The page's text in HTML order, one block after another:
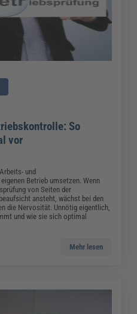
So
vor
und
Betrieb umsetzen. Wenn
von Seiten der
ansteht, wächst bei den
die Nervosität. Unnötig eigentlich,
und wie sie sich optimal
Mehr lesen